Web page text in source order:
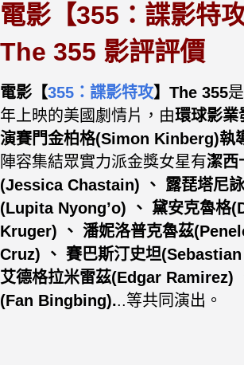
電影【355：諜影特攻
The 355 影評評價
電影【355：諜影特攻】The 355
年上映的美國劇情片，由環球影業
演賽門金柏格(Simon Kinberg)執
陣容集結眾實力派金獎女星有潔西
(Jessica Chastain) 、 露琵塔尼
(Lupita Nyong’o) 、 黛安克魯格
Kruger) 、 潘妮洛普克魯茲
Cruz) 、 賽巴斯汀史坦(Sebastian
艾德格拉米雷茲(Edgar Ramirez)
(Fan Bingbing)...等共同演出。